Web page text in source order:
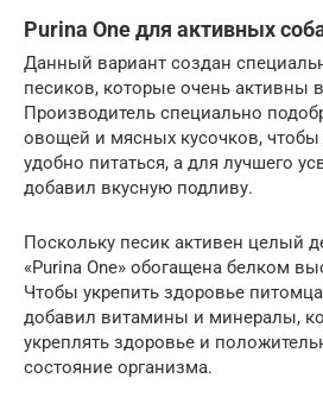
Purina One для активных
Данный вариант создан
песиков, которые очень активны
Производитель специально
овощей и мясных кусочков,
удобно питаться, а для лучшего
добавил вкусную подливу.
Поскольку песик активен целый
«Purina One» обогащена белком
Чтобы укрепить здоровье
добавил витамины и минералы,
укреплять здоровье и
состояние организма.